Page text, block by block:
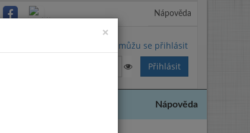
Nápověda
Nemůžu se přihlásit
Nápověda
×